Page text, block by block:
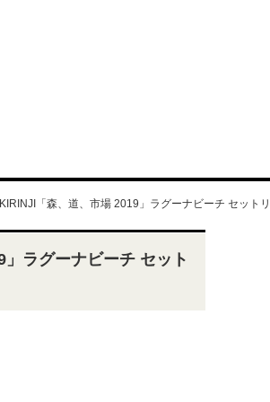
「森、道、市場 2019」ラグーナビーチ セット
ラグーナビーチ セット